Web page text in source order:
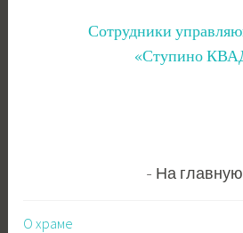
Сотрудники
«Ступино
На главную
О храме